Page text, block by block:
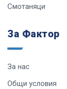
Смотаняци
За Фактор
За нас
Общи условия